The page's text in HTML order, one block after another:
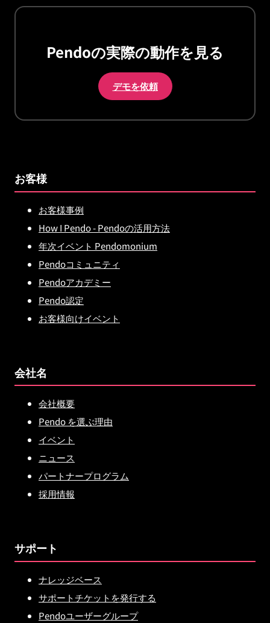
Pendoの実際の動作を見る
デモを依頼
お客様
お客様事例
How I Pendo - Pendoの活用方法
年次イベント Pendomonium
Pendoコミュニティ
Pendoアカデミー
Pendo認定
お客様向けイベント
会社名
会社概要
Pendo を選ぶ理由
イベント
ニュース
パートナープログラム
採用情報
サポート
ナレッジベース
サポートチケットを発行する
Pendoユーザーグループ